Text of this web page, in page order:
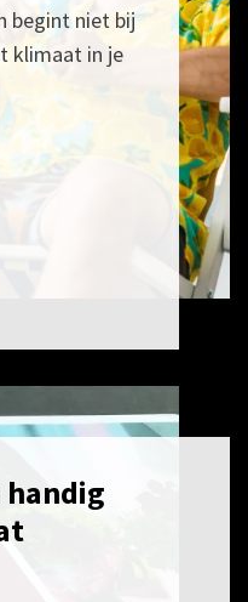
begint niet bij
klimaat in je